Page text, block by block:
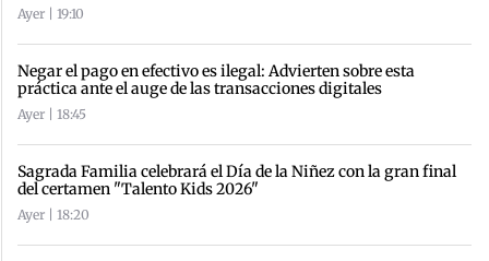
Ayer | 19:10
Negar el pago en efectivo es ilegal: Advierten sobre esta
práctica ante el auge de las transacciones digitales
Ayer | 18:45
Sagrada Familia celebrará el Día de la Niñez con la gran final
del certamen "Talento Kids 2026"
Ayer | 18:20